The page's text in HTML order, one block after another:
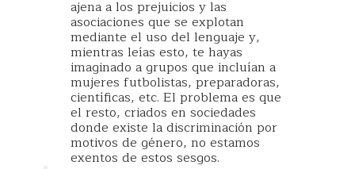
ajena a los prejuicios y las
asociaciones que se explotan
mediante el uso del lenguaje y,
mientras leías esto, te hayas
imaginado a grupos que incluían a
mujeres futbolistas, preparadoras,
científicas, etc. El problema es que
el resto, criados en sociedades
donde existe la discriminación por
motivos de género, no estamos
exentos de estos sesgos.